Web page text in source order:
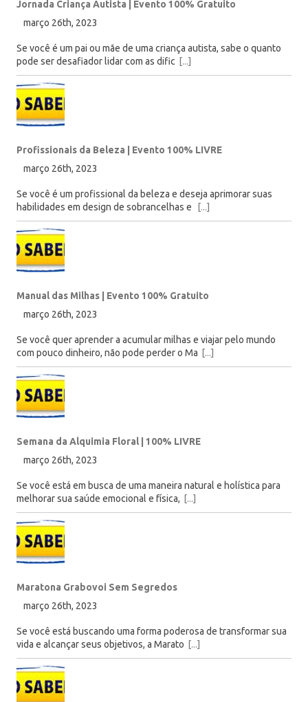
Jornada Criança Autista | Evento 100% Gratuito
março 26th, 2023
Se você é um pai ou mãe de uma criança autista, sabe o quanto
pode ser desafiador lidar com as dific [...]
Profissionais da Beleza | Evento 100% LIVRE
março 26th, 2023
Se você é um profissional da beleza e deseja aprimorar suas
habilidades em design de sobrancelhas e
[...]
Manual das Milhas | Evento 100% Gratuito
março 26th, 2023
Se você quer aprender a acumular milhas e viajar pelo mundo
com pouco dinheiro, não pode perder o Ma [...]
Semana da Alquimia Floral | 100% LIVRE
março 26th, 2023
Se você está em busca de uma maneira natural e holística para
melhorar sua saúde emocional e física, [...]
Maratona Grabovoi Sem Segredos
março 26th, 2023
Se você está buscando uma forma poderosa de transformar sua
vida e alcançar seus objetivos, a Marato [...]